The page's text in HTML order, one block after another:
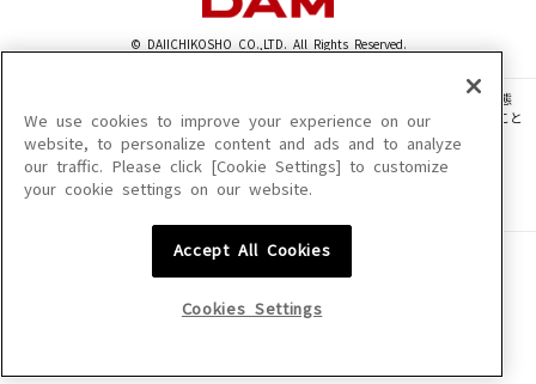
アイナ・ジ・エンド
もっと見る
DAMの新曲・ランキングなど
カラオケ最新情報をチェック！
© DAIICHIKOSHO CO.,LTD. All Rights Reserved.
このサイトに掲載されている一切の文章・画像・写真・動画・音声等を、手段や形態
を問わず、著作権法の定める範囲を超えて無断で複製、転載、ファイル化などすること
を禁じます。
楽曲及びコンテンツは、機種によりご利用いただけない場合があります。
楽曲及びコンテンツの配信日、配信内容が変更になる場合があります。
We use cookies to improve your experience on our
website, to personalize content and ads and to analyze
our traffic. Please click [Cookie Settings] to customize
your cookie settings on our website.
Accept All Cookies
Cookies Settings